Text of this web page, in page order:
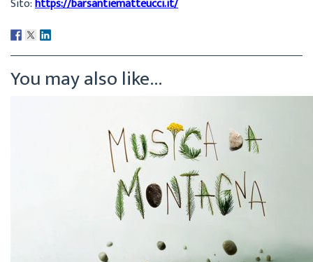
Sito:https://barsantiematteucci.it/
You may also like...